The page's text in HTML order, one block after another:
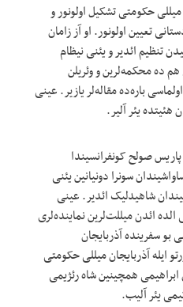
میللی حکومتی تشکیل اولونور و
تعیین اولونور. او آز زامان
تنظیم ائدیر و یئنی نیظام
ده محکمه‌لرین و وئریلن
باره‌ده مقاله‌لر یازیر. عینی
هئیتده یئر آلیر.
پاریس صولح کونفرانسیندا
سونرا دونیانین یئنی
شاهیدلیک ائدیر. عینی
الده ائد‌ن میللت‌لرین نماینده‌لری
بو سفرینده آذربایجان
ایله آذربایجان میللی حکومتی
همچینین شاه رئژیمی
یئر آلیب.